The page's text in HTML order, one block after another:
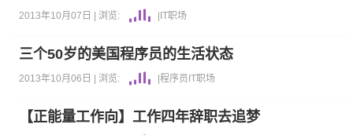
2013年10月07日 | 浏览: IT职场
三个50岁的美国程序员的生活状态
2013年10月06日 | 浏览: |程序员 IT职场
【正能量工作向】工作四年辞职去追梦